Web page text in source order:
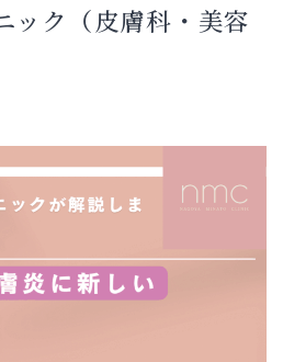
ック（皮膚科・美容